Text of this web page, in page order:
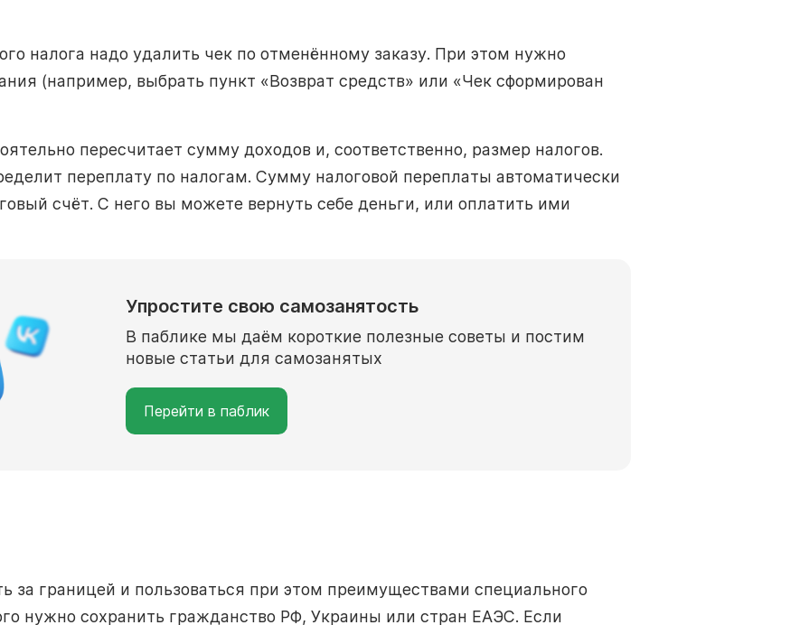
налога надо удалить чек по отменённому заказу. При этом нужно
(например, выбрать пункт «Возврат средств» или «Чек сформирован
пересчитает сумму доходов и, соответственно, размер налогов.
переплату по налогам. Сумму налоговой переплаты автоматически
счёт. С него вы можете вернуть себе деньги, или оплатить ими
Упростите свою самозанятость
В паблике мы даём короткие полезные советы и постим
новые статьи для самозанятых
Перейти в паблик
за границей и пользоваться при этом преимуществами специального
нужно сохранить гражданство РФ, Украины или стран ЕАЭС. Если